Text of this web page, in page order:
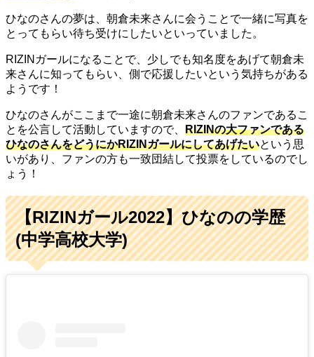
ひなのさんの夢は、朝倉未来さんに会うことで一緒に写真を
とってもらい待ち受けにしたいといっていました。
RIZINガールになることで、少しでも知名度をあげて朝倉未
来さんに知ってもらい、側で応援したいという気持ちがある
ようです！
ひなのさんがここまで一途に朝倉未来さんのファンであるこ
とを公言して活動していますので、 RIZINの大ファンである
ひなのさんをどうにかRIZINガールにしてあげたいという思
いがあり、ファンの方も一致団結して投票をしているのでし
ょう！
【RIZINガール2022】ひなのの学歴
(中学高校大学)